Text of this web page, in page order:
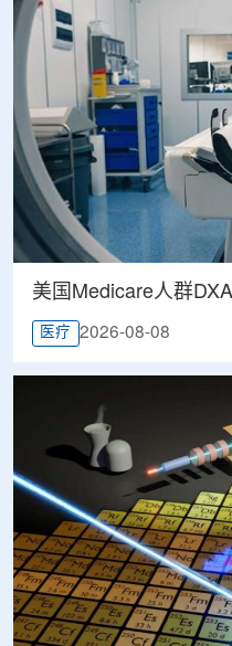
美国Medicare人群
医疗 2026-08-08